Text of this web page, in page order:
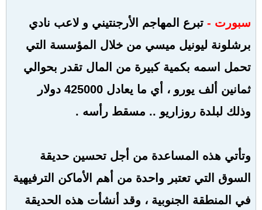
سبورت - تبرع المهاجم الأرجنتيني و لاعب نادي
برشلونة ليونيل ميسي من خلال المؤسسة التي
تحمل اسمه بكمية كبيرة من المال تقدر بحوالي
ثمانين ألف يورو ، أي ما يعادل 425000 دولار
وذلك لبلدة روزاريو .. مسقط رأسه .
وتأتي هذه المساعدة من أجل تحسين حديقة
السوق التي تعتبر واحدة من أهم الأماكن الترفيهية
في المنطقة الجنوبية ، وقد أنشأت هذه الحديقة